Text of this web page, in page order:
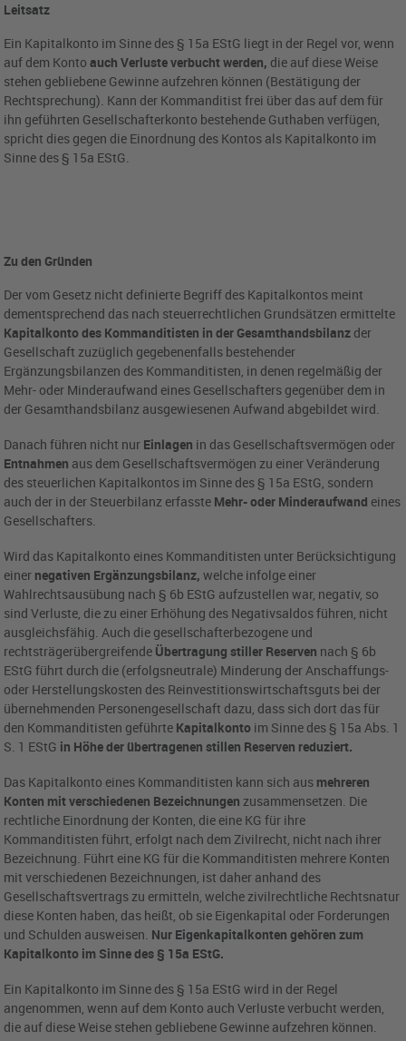
Leitsatz
Ein Kapitalkonto im Sinne des § 15a EStG liegt in der Regel vor, wenn
auf dem Kontoauch Verluste verbucht werden, die auf diese Weise
stehen gebliebene Gewinne aufzehren können (Bestätigung der
Rechtsprechung). Kann der Kommanditist frei über das auf dem für
ihn geführten Gesellschafterkonto bestehende Guthaben verfügen,
spricht dies gegen die Einordnung des Kontos als Kapitalkonto im
Sinne des § 15a EStG.
Zu den Gründen
Der vom Gesetz nicht definierte Begriff des Kapitalkontos meint
dementsprechend das nach steuerrechtlichen Grundsätzen ermittelte
Kapitalkonto des Kommanditisten in der Gesamthandsbilanz der
Gesellschaft zuzüglich gegebenenfalls bestehender
Ergänzungsbilanzen des Kommanditisten, in denen regelmäßig der
Mehr- oder Minderaufwand eines Gesellschafters gegenüber dem in
der Gesamthandsbilanz ausgewiesenen Aufwand abgebildet wird.
Danach führen nicht nur Einlagen in das Gesellschaftsvermögen oder
Entnahmen aus dem Gesellschaftsvermögen zu einer Veränderung
des steuerlichen Kapitalkontos im Sinne des § 15a EStG, sondern
auch der in der Steuerbilanz erfasste Mehr- oder Minderaufwand eines
Gesellschafters.
Wird das Kapitalkonto eines Kommanditisten unter Berücksichtigung
einer negativen Ergänzungsbilanz, welche infolge einer
Wahlrechtsausübung nach § 6b EStG aufzustellen war, negativ, so
sind Verluste, die zu einer Erhöhung des Negativsaldos führen, nicht
ausgleichsfähig. Auch die gesellschafterbezogene und
rechtsträgerübergreifende Übertragung stiller Reserven nach § 6b
EStG führt durch die (erfolgsneutrale) Minderung der Anschaffungs-
oder Herstellungskosten des Reinvestitionswirtschaftsguts bei der
übernehmenden Personengesellschaft dazu, dass sich dort das für
den Kommanditisten geführte Kapitalkonto im Sinne des § 15a Abs. 1
S. 1 EStG in Höhe der übertragenen stillen Reserven reduziert.
Das Kapitalkonto eines Kommanditisten kann sich aus mehreren
Konten mit verschiedenen Bezeichnungen zusammensetzen. Die
rechtliche Einordnung der Konten, die eine KG für ihre
Kommanditisten führt, erfolgt nach dem Zivilrecht, nicht nach ihrer
Bezeichnung. Führt eine KG für die Kommanditisten mehrere Konten
mit verschiedenen Bezeichnungen, ist daher anhand des
Gesellschaftsvertrags zu ermitteln, welche zivilrechtliche Rechtsnatur
diese Konten haben, das heißt, ob sie Eigenkapital oder Forderungen
und Schulden ausweisen. Nur Eigenkapitalkonten gehören zum
Kapitalkonto im Sinne des § 15a EStG.
Ein Kapitalkonto im Sinne des § 15a EStG wird in der Regel
angenommen, wenn auf dem Konto auch Verluste verbucht werden,
die auf diese Weise stehen gebliebene Gewinne aufzehren können.